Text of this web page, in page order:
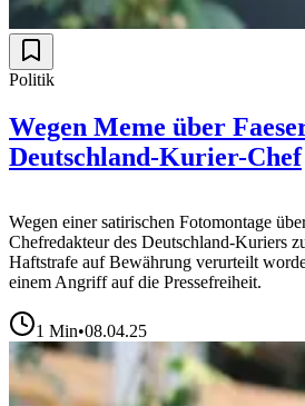
Politik
Wegen Meme über
Deutschland-Kurier-Chef
Wegen einer satirischen Fotomontage
Chefredakteur des Deutschland-Kuriers
Haftstrafe auf Bewährung verurteilt
einem Angriff auf die Pressefreiheit.
1 Min•08.04.25